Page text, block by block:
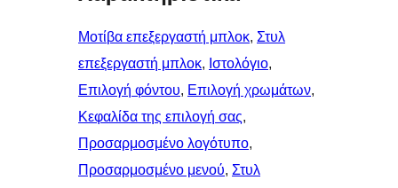
Μοτίβα επεξεργαστή μπλοκ, Στυλ
επεξεργαστή μπλοκ, Ιστολόγιο
Επιλογή φόντου, Επιλογή χρωμάτων
Κεφαλίδα της επιλογή σας
Προσαρμοσμένο λογότυπο
Προσαρμοσμένο μενού, Στυλ